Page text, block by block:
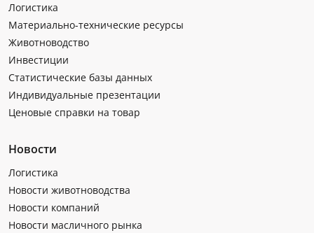
Логистика
Материально-технические ресурсы
Животноводство
Инвестиции
Статистические базы данных
Индивидуальные презентации
Ценовые справки на товар
Новости
Логистика
Новости животноводства
Новости компаний
Новости масличного рынка